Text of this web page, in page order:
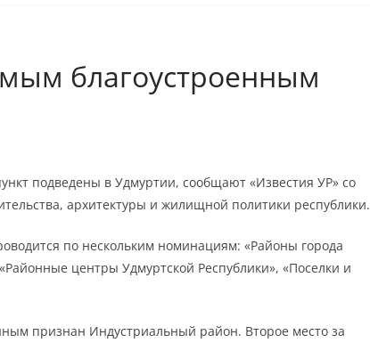
благоустроенным
подведены в Удмуртии, сообщают «Известия УР» со
архитектуры и жилищной политики республики.
по нескольким номинациям: «Районы города
центры Удмуртской Республики», «Поселки и
признан Индустриальный район. Второе место за